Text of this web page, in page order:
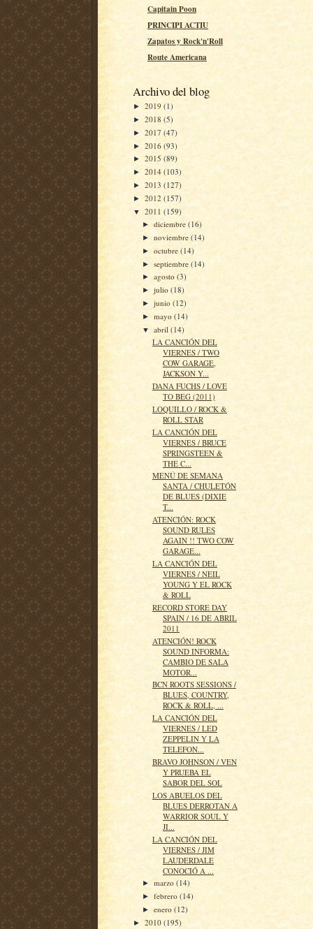
Capitain Poon
PRINCIPI ACTIU
Zapatos y Rock'n'Roll
Route Americana
Archivo del blog
► 2019 (1)
► 2018 (5)
► 2017 (47)
► 2016 (93)
► 2015 (89)
► 2014 (103)
► 2013 (127)
► 2012 (157)
▼ 2011 (159)
►diciembre(16)
►noviembre(14)
►octubre(14)
►septiembre(14)
►agosto(3)
►julio(18)
►junio(12)
►mayo(14)
▼abril(14)
LA CANCIÓN DEL
VIERNES / TWO
COW GARAGE,
JACKSON Y...
DANA FUCHS / LOVE
TO BEG (2011)
LOQUILLO / ROCK &
ROLL STAR
LA CANCIÓN DEL
VIERNES / BRUCE
SPRINGSTEEN &
THE C...
MENÚ DE SEMANA
SANTA / CHULETÓN
DE BLUES (DIXIE
T...
ATENCIÓN: ROCK
SOUND RULES
AGAIN !! TWO COW
GARAGE...
LA CANCIÓN DEL
VIERNES / NEIL
YOUNG Y EL ROCK
& ROLL
RECORD STORE DAY
SPAIN / 16 DE ABRIL
2011
ATENCIÓN! ROCK
SOUND INFORMA:
CAMBIO DE SALA
MOTOR...
BCN ROOTS SESSIONS /
BLUES, COUNTRY,
ROCK & ROLL, ...
LA CANCIÓN DEL
VIERNES / LED
ZEPPELIN Y LA
TELEFON...
BRAVO JOHNSON / VEN
Y PRUEBA EL
SABOR DEL SOL
LOS ABUELOS DEL
BLUES DERROTAN A
WARRIOR SOUL Y
JI...
LA CANCIÓN DEL
VIERNES / JIM
LAUDERDALE
CONOCIÓ A ...
►marzo(14)
►febrero(14)
►enero(12)
► 2010 (195)